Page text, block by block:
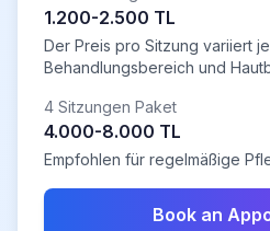
1.200-2.500 TL
Der Preis pro Sitzung variiert
Behandlungsbereich und
4 Sitzungen Paket
4.000-8.000 TL
Empfohlen für regelmäßige
Book an